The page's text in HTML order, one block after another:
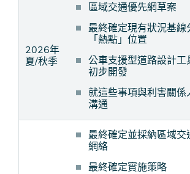
2026年
夏/秋季
區域交通優先網草案
最終確定現有狀況基線
「熱點」位置
公車支援型道路設計工
初步開發
就這些事項與利害關係
溝通
最終確定並採納區域交
網絡
最終確定實施策略